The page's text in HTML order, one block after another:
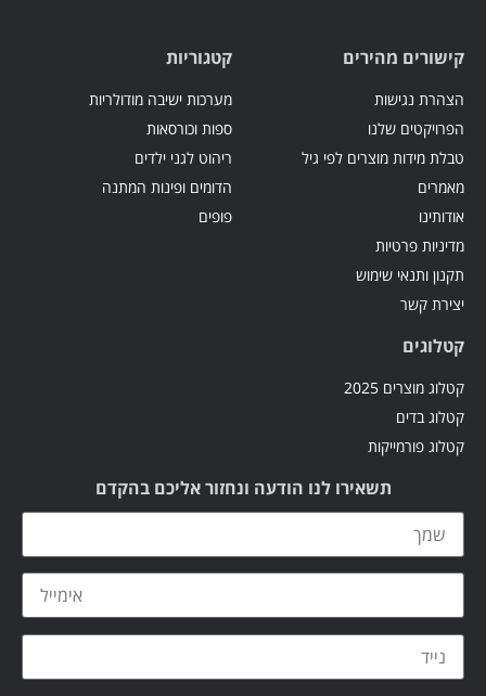
קישורים מהירים
הצהרת נגישות
הפרויקטים שלנו
טבלת מידות מוצרים לפי גיל
מאמרים
אודותינו
מדיניות פרטיות
תקנון ותנאי שימוש
יצירת קשר
קטגוריות
מערכות ישיבה מודולריות
ספות וכורסאות
ריהוט לגני ילדים
הדומים ופינות המתנה
פופים
קטלוגים
קטלוג מוצרים 2025
קטלוג בדים
קטלוג פורמייקות
תשאירו לנו הודעה ונחזור אליכם בהקדם